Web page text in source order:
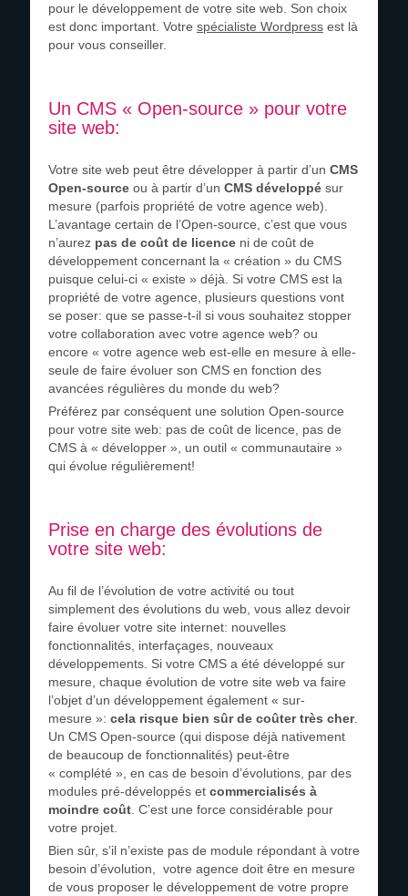
pour le développement de votre site web. Son choix
est donc important. Votre spécialiste Wordpress est là
pour vous conseiller.
Un CMS « Open-source » pour votre
site web:
Votre site web peut être développer à partir d’un CMS
Open-source ou à partir d’un CMS développé sur
mesure (parfois propriété de votre agence web).
L’avantage certain de l’Open-source, c’est que vous
n’aurez pas de coût de licence ni de coût de
développement concernant la « création » du CMS
puisque celui-ci « existe » déjà. Si votre CMS est la
propriété de votre agence, plusieurs questions vont
se poser: que se passe-t-il si vous souhaitez stopper
votre collaboration avec votre agence web? ou
encore « votre agence web est-elle en mesure à elle-
seule de faire évoluer son CMS en fonction des
avancées régulières du monde du web?
Préférez par conséquent une solution Open-source
pour votre site web: pas de coût de licence, pas de
CMS à « développer », un outil « communautaire »
qui évolue régulièrement!
Prise en charge des évolutions de
votre site web:
Au fil de l’évolution de votre activité ou tout
simplement des évolutions du web, vous allez devoir
faire évoluer votre site internet: nouvelles
fonctionnalités, interfaçages, nouveaux
développements. Si votre CMS a été développé sur
mesure, chaque évolution de votre site web va faire
l’objet d’un développement également « sur-
mesure »: cela risque bien sûr de coûter très cher.
Un CMS Open-source (qui dispose déjà nativement
de beaucoup de fonctionnalités) peut-être
« complété », en cas de besoin d’évolutions, par des
modules pré-développés et commercialisés à
moindre coût . C’est une force considérable pour
votre projet.
Bien sûr, s’il n’existe pas de module répondant à votre
besoin d’évolution, votre agence doit être en mesure
de vous proposer le développement de votre propre